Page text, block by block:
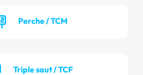
Perche / TCM
Triple saut / TCF